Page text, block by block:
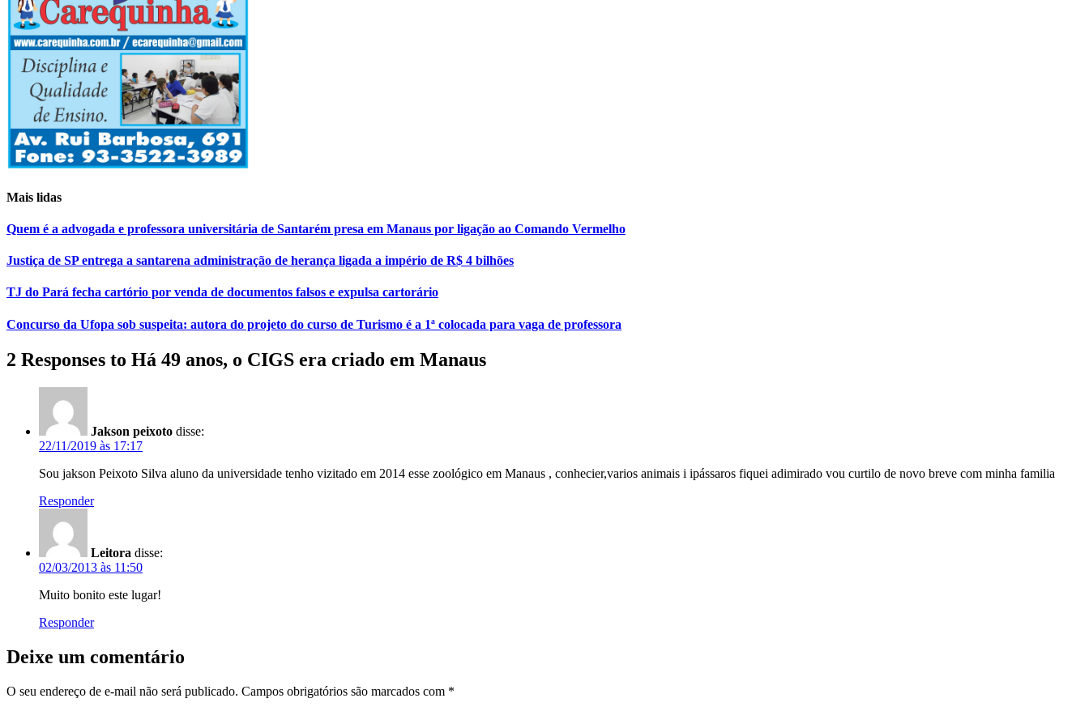
Mais lidas
Quem é a advogada e professora universitária de Santarém presa em Manaus por ligação ao Comando Vermelho
Justiça de SP entrega a santarena administração de herança ligada a império de R$ 4 bilhões
TJ do Pará fecha cartório por venda de documentos falsos e expulsa cartorário
Concurso da Ufopa sob suspeita: autora do projeto do curso de Turismo é a 1ª colocada para vaga de professora
2 Responses to Há 49 anos, o CIGS era criado em Manaus
Jakson peixoto disse:
22/11/2019 às 17:17
Sou jakson Peixoto Silva aluno da universidade tenho vizitado em 2014 esse zoológico em Manaus , conhecier,varios animais i ipássaros fiquei adimirado vou curtilo de novo breve com minha familia
Responder
Leitora disse:
02/03/2013 às 11:50
Muito bonito este lugar!
Responder
Deixe um comentário
O seu endereço de e-mail não será publicado. Campos obrigatórios são marcados com *